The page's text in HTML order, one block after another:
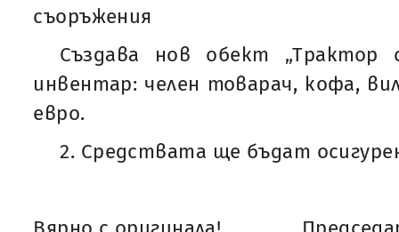
съоръжения
Създава нов обект
инвентар: челен товарач, кофа,
евро.
2. Средствата ще бъдат